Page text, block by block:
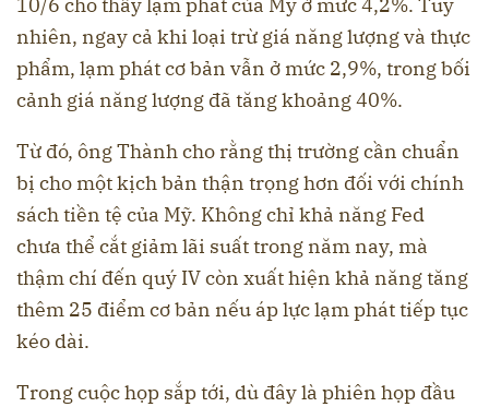
nhiên, ngay cả khi loại trừ giá năng lượng và thực
phẩm, lạm phát cơ bản vẫn ở mức 2,9%, trong bối
cảnh giá năng lượng đã tăng khoảng 40%.
Từ đó, ông Thành cho rằng thị trường cần chuẩn
bị cho một kịch bản thận trọng hơn đối với chính
sách tiền tệ của Mỹ. Không chỉ khả năng Fed
chưa thể cắt giảm lãi suất trong năm nay, mà
thậm chí đến quý IV còn xuất hiện khả năng tăng
thêm 25 điểm cơ bản nếu áp lực lạm phát tiếp tục
kéo dài.
Trong cuộc họp sắp tới, dù đây là phiên họp đầu